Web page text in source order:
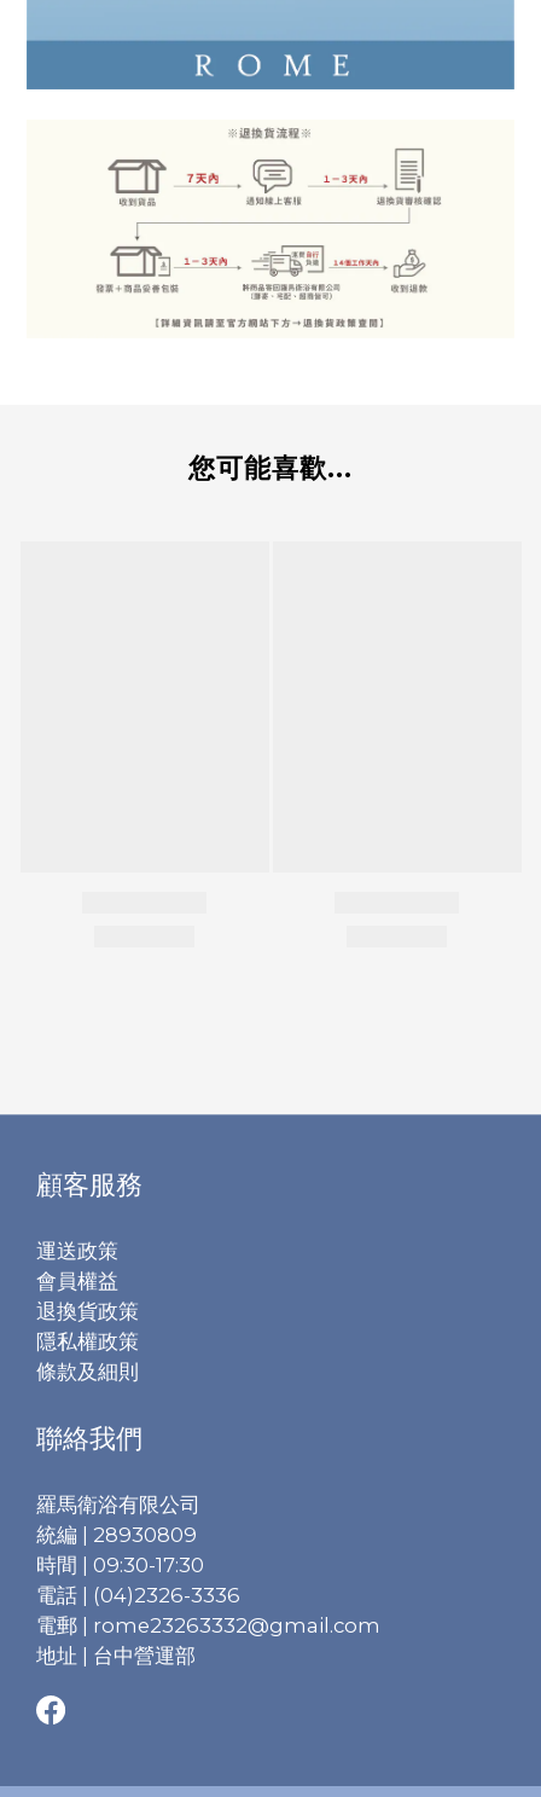
您可能喜歡...
顧客服務
運送政策
會員權益
退換貨政策
隱私權政策
條款及細則
聯絡我們
羅馬衛浴有限公司
統編 | 28930809
時間 | 09:30-17:30
電話 | (04)2326-3336
電郵 | rome23263332@gmail.com
地址 | 台中營運部